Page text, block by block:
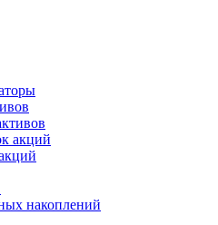
акций
накоплений